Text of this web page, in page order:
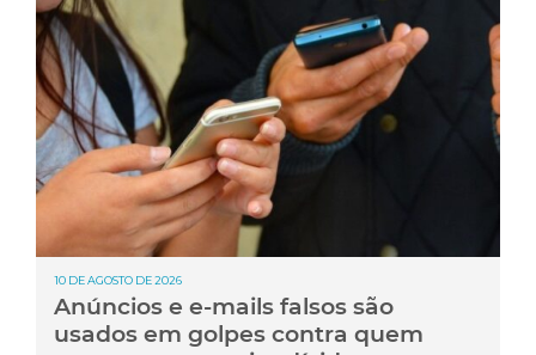
10 DE AGOSTO DE 2026
Anúncios e e-mails falsos são
usados em golpes contra quem